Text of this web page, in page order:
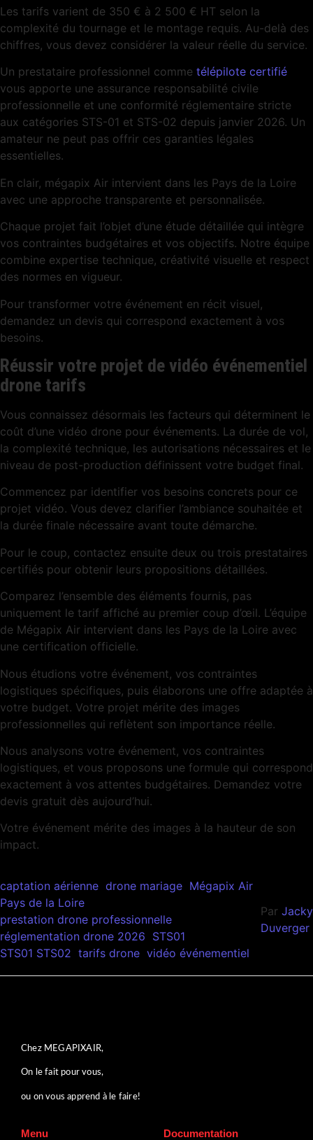
Les tarifs varient de 350 € à 2 500 € HT selon la
complexité du tournage et le montage requis. Au-delà des
chiffres, vous devez considérer la valeur réelle du service.
Un prestataire professionnel comme télépilote certifié
vous apporte une assurance responsabilité civile
professionnelle et une conformité réglementaire stricte
aux catégories STS-01 et STS-02 depuis janvier 2026. Un
amateur ne peut pas offrir ces garanties légales
essentielles.
En clair, mégapix Air intervient dans les Pays de la Loire
avec une approche transparente et personnalisée.
Chaque projet fait l’objet d’une étude détaillée qui intègre
vos contraintes budgétaires et vos objectifs. Notre équipe
combine expertise technique, créativité visuelle et respect
des normes en vigueur.
Pour transformer votre événement en récit visuel,
demandez un devis qui correspond exactement à vos
besoins.
Réussir votre projet de vidéo événementiel
drone tarifs
Vous connaissez désormais les facteurs qui déterminent le
coût d’une vidéo drone pour événements. La durée de vol,
la complexité technique, les autorisations nécessaires et le
niveau de post-production définissent votre budget final.
Commencez par identifier vos besoins concrets pour ce
projet vidéo. Vous devez clarifier l’ambiance souhaitée et
la durée finale nécessaire avant toute démarche.
Pour le coup, contactez ensuite deux ou trois prestataires
certifiés pour obtenir leurs propositions détaillées.
Comparez l’ensemble des éléments fournis, pas
uniquement le tarif affiché au premier coup d’œil. L’équipe
de Mégapix Air intervient dans les Pays de la Loire avec
une certification officielle.
Nous étudions votre événement, vos contraintes
logistiques spécifiques, puis élaborons une offre adaptée à
votre budget. Votre projet mérite des images
professionnelles qui reflètent son importance réelle.
Nous analysons votre événement, vos contraintes
logistiques, et vous proposons une formule qui correspond
exactement à vos attentes budgétaires. Demandez votre
devis gratuit dès aujourd’hui.
Votre événement mérite des images à la hauteur de son
impact.
captation aérienne drone mariage Mégapix Air
Pays de la Loire
prestation drone professionnelle
réglementation drone 2026 STS01
STS01 STS02 tarifs drone vidéo événementiel
Par Jacky
Duverger
Chez MEGAPIXAIR,
On le fait pour vous,
ou on vous apprend à le faire!
Menu Documentation